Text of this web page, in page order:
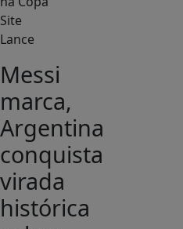
Site
Lance
Messi
marca,
Argentina
conquista
virada
histórica